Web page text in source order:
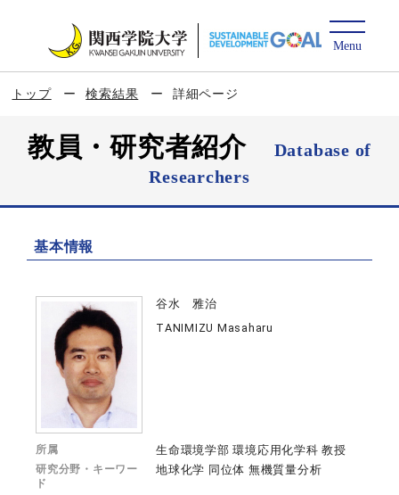
トップ 検索結果 詳細ページ
教員・研究者紹介
Database of
Researchers
基本情報
谷水 雅治
TANIMIZU Masaharu
所属 生命環境学部 環境応用化学科 教授
研究分野・キーワー
ド
地球化学 同位体 無機質量分析